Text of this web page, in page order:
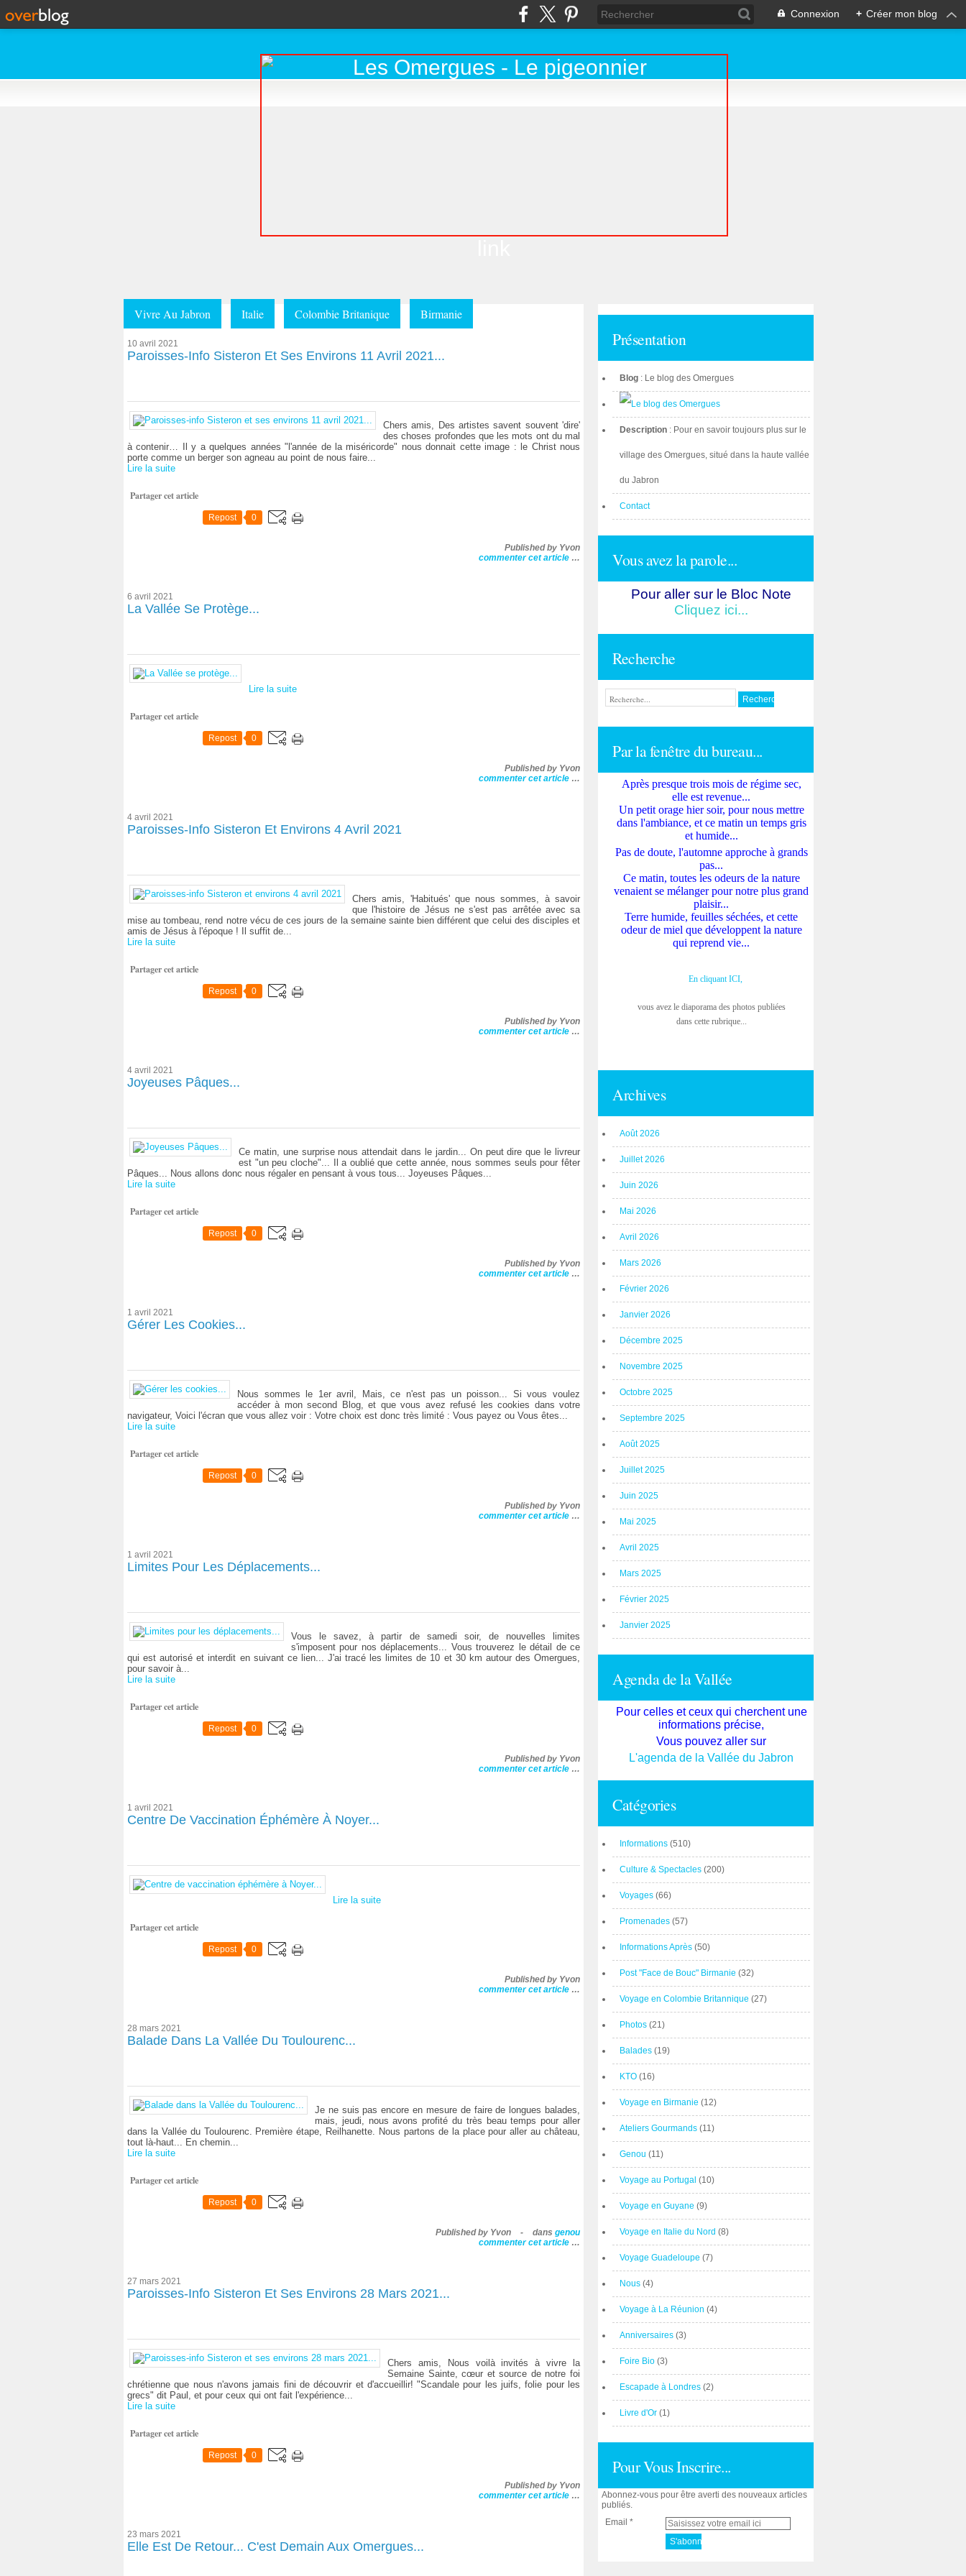
Connexion + Créer mon blog
Vivre Au Jabron Italie Colombie Britanique Birmanie
10 avril 2021
Paroisses-Info Sisteron Et Ses Environs 11 Avril 2021...
Chers amis, Des artistes savent souvent 'dire'
des choses profondes que les mots ont du mal
à contenir… Il y a quelques années "l'année de la miséricorde" nous donnait cette image : le Christ nous
porte comme un berger son agneau au point de nous faire...
Lire la suite
Partager cet article
Repost 0
Published by Yvon
commenter cet article …
6 avril 2021
La Vallée Se Protège...
Lire la suite
Partager cet article
Repost 0
Published by Yvon
commenter cet article …
4 avril 2021
Paroisses-Info Sisteron Et Environs 4 Avril 2021
Chers amis, 'Habitués' que nous sommes, à savoir
que l'histoire de Jésus ne s'est pas arrêtée avec sa
mise au tombeau, rend notre vécu de ces jours de la semaine sainte bien différent que celui des disciples et
amis de Jésus à l'époque ! Il suffit de...
Lire la suite
Partager cet article
Repost 0
Published by Yvon
commenter cet article …
4 avril 2021
Joyeuses Pâques...
Ce matin, une surprise nous attendait dans le jardin... On peut dire que le livreur
est "un peu cloche"... Il a oublié que cette année, nous sommes seuls pour fêter
Pâques... Nous allons donc nous régaler en pensant à vous tous... Joyeuses Pâques...
Lire la suite
Partager cet article
Repost 0
Published by Yvon
commenter cet article …
1 avril 2021
Gérer Les Cookies...
Nous sommes le 1er avril, Mais, ce n'est pas un poisson... Si vous voulez
accéder à mon second Blog, et que vous avez refusé les cookies dans votre
navigateur, Voici l'écran que vous allez voir : Votre choix est donc très limité : Vous payez ou Vous êtes...
Lire la suite
Partager cet article
Repost 0
Published by Yvon
commenter cet article …
1 avril 2021
Limites Pour Les Déplacements...
Vous le savez, à partir de samedi soir, de nouvelles limites
s'imposent pour nos déplacements... Vous trouverez le détail de ce
qui est autorisé et interdit en suivant ce lien... J'ai tracé les limites de 10 et 30 km autour des Omergues,
pour savoir à...
Lire la suite
Partager cet article
Repost 0
Published by Yvon
commenter cet article …
1 avril 2021
Centre De Vaccination Éphémère À Noyer...
Lire la suite
Partager cet article
Repost 0
Published by Yvon
commenter cet article …
28 mars 2021
Balade Dans La Vallée Du Toulourenc...
Je ne suis pas encore en mesure de faire de longues balades,
mais, jeudi, nous avons profité du très beau temps pour aller
dans la Vallée du Toulourenc. Première étape, Reilhanette. Nous partons de la place pour aller au château,
tout là-haut... En chemin...
Lire la suite
Partager cet article
Repost 0
Published by Yvon - dans genou
commenter cet article …
27 mars 2021
Paroisses-Info Sisteron Et Ses Environs 28 Mars 2021...
Chers amis, Nous voilà invités à vivre la
Semaine Sainte, cœur et source de notre foi
chrétienne que nous n'avons jamais fini de découvrir et d'accueillir! "Scandale pour les juifs, folie pour les
grecs" dit Paul, et pour ceux qui ont fait l'expérience...
Lire la suite
Partager cet article
Repost 0
Published by Yvon
commenter cet article …
23 mars 2021
Elle Est De Retour... C'est Demain Aux Omergues...
Présentation
Blog : Le blog des Omergues
Description : Pour en savoir toujours plus sur le
village des Omergues, situé dans la haute vallée
du Jabron
Contact
Vous avez la parole...
Pour aller sur le Bloc Note
Cliquez ici...
Recherche
Par la fenêtre du bureau...
Après presque trois mois de régime sec,
elle est revenue...
Un petit orage hier soir, pour nous mettre
dans l'ambiance, et ce matin un temps gris
et humide...
Pas de doute, l'automne approche à grands
pas...
Ce matin, toutes les odeurs de la nature
venaient se mélanger pour notre plus grand
plaisir...
Terre humide, feuilles séchées, et cette
odeur de miel que développent la nature
qui reprend vie...
En cliquant ICI,
vous avez le diaporama des photos publiées
dans cette rubrique...
Archives
Août 2026
Juillet 2026
Juin 2026
Mai 2026
Avril 2026
Mars 2026
Février 2026
Janvier 2026
Décembre 2025
Novembre 2025
Octobre 2025
Septembre 2025
Août 2025
Juillet 2025
Juin 2025
Mai 2025
Avril 2025
Mars 2025
Février 2025
Janvier 2025
Agenda de la Vallée
Pour celles et ceux qui cherchent une
informations précise,
Vous pouvez aller sur
L'agenda de la Vallée du Jabron
Catégories
Informations (510)
Culture & Spectacles (200)
Voyages (66)
Promenades (57)
Informations Après (50)
Post "Face de Bouc" Birmanie (32)
Voyage en Colombie Britannique (27)
Photos (21)
Balades (19)
KTO (16)
Voyage en Birmanie (12)
Ateliers Gourmands (11)
Genou (11)
Voyage au Portugal (10)
Voyage en Guyane (9)
Voyage en Italie du Nord (8)
Voyage Guadeloupe (7)
Nous (4)
Voyage à La Réunion (4)
Anniversaires (3)
Foire Bio (3)
Escapade à Londres (2)
Livre d'Or (1)
Pour Vous Inscrire...
Abonnez-vous pour être averti des nouveaux articles
publiés.
Email